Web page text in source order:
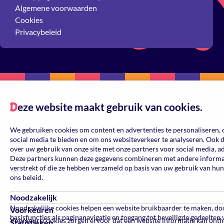
Algemene voorwaarden
Cookies
Privacybeleid
Deze website maakt gebruik van cookies.
We gebruiken cookies om content en advertenties te
social media te bieden en om ons websiteverkeer te analyseren. Ook
over uw gebruik van onze site met onze partners voor social media,
Deze partners kunnen deze gegevens combineren met andere
verstrekt of die ze hebben verzameld op basis van uw gebruik van
ons beleid.
Noodzakelijk
Noodzakelijke cookies helpen een website bruikbaarder te maken,
basisfuncties als paginanavigatie en toegang tot beveiligde gedeelten
Voorkeuren
Voorkeurscookies zorgen ervoor dat een website informatie kan
Statistieken